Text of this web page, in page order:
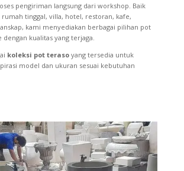
pengiriman langsung dari workshop. Baik
tinggal, villa, hotel, restoran, kafe,
kami menyediakan berbagai pilihan pot
kualitas yang terjaga.
koleksi pot terasoyang tersedia untuk
model dan ukuran sesuai kebutuhan